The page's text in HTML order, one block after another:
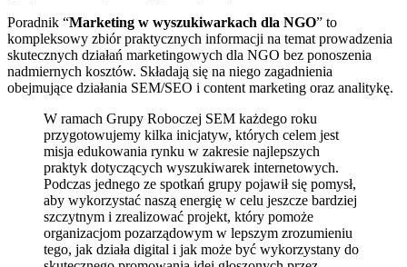
Poradnik “Marketing w wyszukiwarkach dla NGO” to
kompleksowy zbiór praktycznych informacji na temat prowadzenia
skutecznych działań marketingowych dla NGO bez ponoszenia
nadmiernych kosztów. Składają się na niego zagadnienia
obejmujące działania SEM/SEO i content marketing oraz analitykę.
W ramach Grupy Roboczej SEM każdego roku
przygotowujemy kilka inicjatyw, których celem jest
misja edukowania rynku w zakresie najlepszych
praktyk dotyczących wyszukiwarek internetowych.
Podczas jednego ze spotkań grupy pojawił się pomysł,
aby wykorzystać naszą energię w celu jeszcze bardziej
szczytnym i zrealizować projekt, który pomoże
organizacjom pozarządowym w lepszym zrozumieniu
tego, jak działa digital i jak może być wykorzystany do